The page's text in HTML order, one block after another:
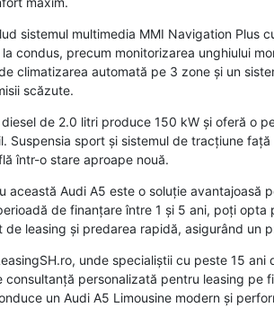
sistemul multimedia MMI Navigation Plus
condus, precum monitorizarea unghiului
climatizarea automată pe 3 zone și un
scăzute.
de 2.0 litri produce 150 kW și oferă o
Suspensia sport și sistemul de tracțiune
într-o stare aproape nouă.
această Audi A5 este o soluție
de finanțare între 1 și 5 ani, poți
leasing și predarea rapidă, asigurând un
unde specialiștii cu peste 15
consultanță personalizată pentru leasing pe
un Audi A5 Limousine modern și